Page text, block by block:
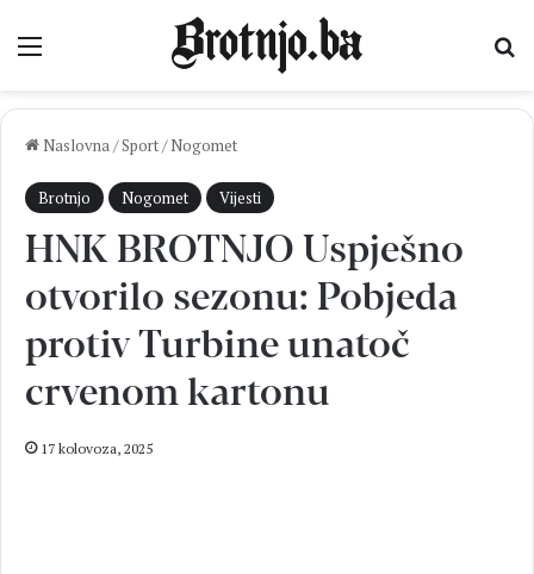
Izbornik
Naslovna/Sport/ Nogomet
Brotnjo Nogomet Vijesti
HNK BROTNJO Uspješno
otvorilo sezonu: Pobjeda
protiv Turbine unatoč
crvenom kartonu
17 kolovoza, 2025